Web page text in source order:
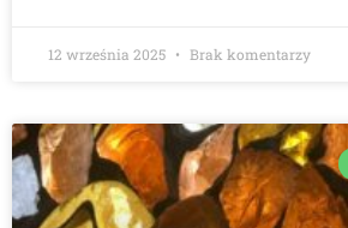
12 września 2025 Brak komentarzy